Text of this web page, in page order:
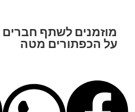
מוזמנים לשתף חברים
על הכפתורים מטה